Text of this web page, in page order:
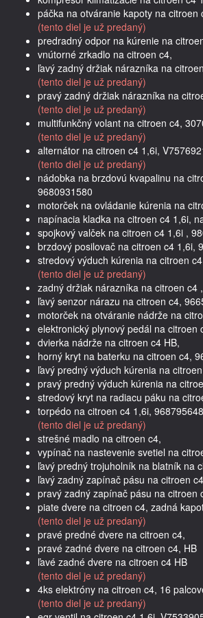
páčka na otváranie kapoty na citroen
(tento diel je už predaný)
predradný odpor na kúrenie na
vnútorné zrkadlo na citroen c4,
ľavý zadný držiak nárazníka na
(tento diel je už predaný)
pravý zadný držiak nárazníka na
(tento diel je už predaný)
multifunkčný volant na citroen c4,
(tento diel je už predaný)
alternátor na citroen c4 1,6i,
(tento diel je už predaný)
nádobka na brzdovú kvapalinu na
9680931580
motorček na ovládanie kúrenia na
napínacia kladka na citroen c4 1,6i,
spojkový valček na citroen c4 1,6i ,
brzdový posilovač na citroen c4 1,6i,
stredový výduch kúrenia na citroen
(tento diel je už predaný)
zadný držiak nárazníka na citroen c4
ľavý senzor nárazu na citroen c4,
motorček na otváranie nádrže na
elektronický plynový pedál na citroen
dvierka nádrže na citroen c4 HB,
horný kryt na baterku na citroen c4,
ľavý predný výduch kúrenia na
pravý predný výduch kúrenia na
stredový kryt na radiacu páku na
torpédo na citroen c4 1,6i,
(tento diel je už predaný)
strešné madlo na citroen c4,
vypínač na nastevenie svetiel na
ľavý predný trojuholník na blatník na
ľavý zadný zapínač pásu na citroen
pravý zadný zapínač pásu na citroen
piate dvere na citroen c4, zadná
(tento diel je už predaný)
pravé predné dvere na citroen c4,
pravé zadné dvere na citroen c4, HB
ľavé zadné dvere na citroen c4 HB
(tento diel je už predaný)
4ks elektróny na citroen c4, 16
(tento diel je už predaný)